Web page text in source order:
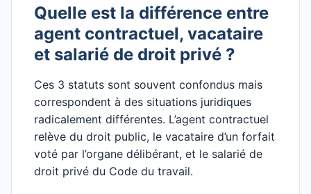
Quelle est la différence entre
agent contractuel, vacataire
et salarié de droit privé ?
Ces 3 statuts sont souvent confondus mais
correspondent à des situations juridiques
radicalement différentes. L’agent contractuel
relève du droit public, le vacataire d’un forfait
voté par l’organe délibérant, et le salarié de
droit privé du Code du travail.